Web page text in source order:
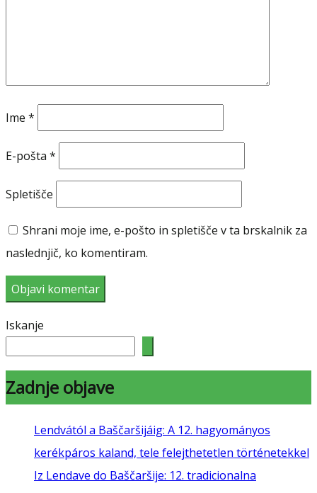
Ime *
E-pošta *
Spletišče
Shrani moje ime, e-pošto in spletišče v ta brskalnik za
naslednjič, ko komentiram.
Iskanje
Zadnje objave
Lendvától a Baščaršijáig: A 12. hagyományos
kerékpáros kaland, tele felejthetetlen történetekkel
Iz Lendave do Baščaršije: 12. tradicionalna